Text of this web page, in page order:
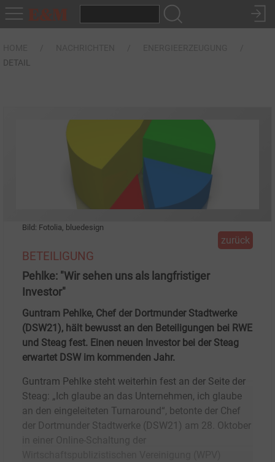
DETAIL
Bild: Fotolia, bluedesign
zurück
BETEILIGUNG
Pehlke: "Wir sehen uns als langfristiger
Investor"
Guntram Pehlke, Chef der Dortmunder Stadtwerke
(DSW21), hält bewusst an den Beteiligungen bei RWE
und Steag fest. Einen neuen Investor bei der Steag
erwartet DSW im kommenden Jahr.
Guntram Pehlke steht weiterhin fest an der Seite der
Steag: „Ich glaube an das Unternehmen, ich glaube
an den eingeleiteten Turnaround“, betonte der Chef
der Dortmunder Stadtwerke (DSW21) am 28. Oktober
in einer Online-Schaltung der